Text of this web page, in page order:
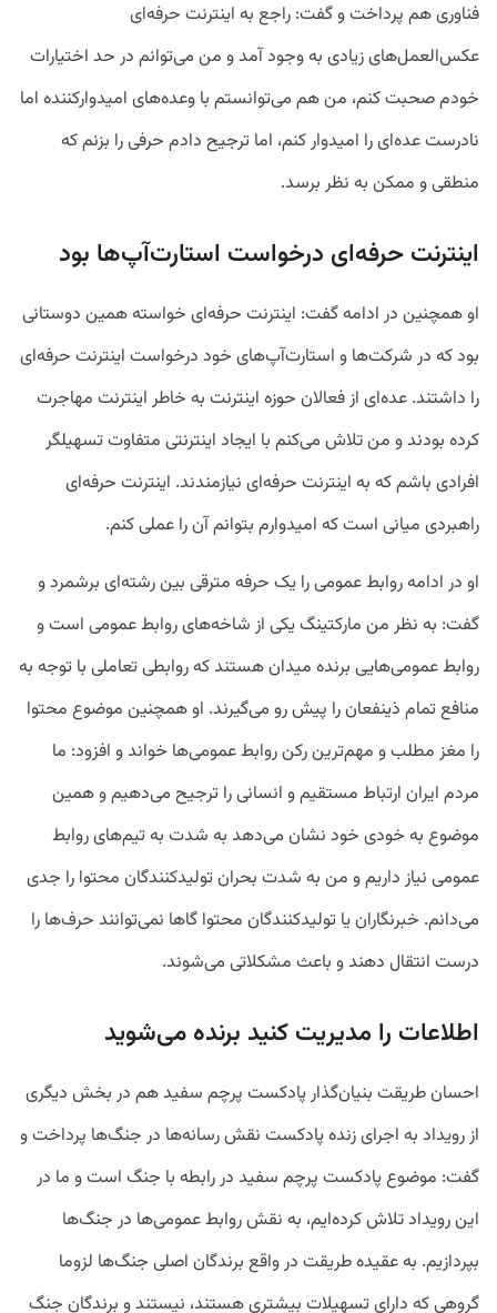
فناوری هم پرداخت و گفت: راجع به اینترنت حرفه‌ای
عکس‌العمل‌های زیادی به وجود آمد و من می‌توانم در حد اختیارات
خودم صحبت کنم، من هم می‌توانستم با وعده‌های امیدوارکننده اما
نادرست عده‌ای را امیدوار کنم، اما ترجیح دادم حرفی را بزنم که
منطقی و ممکن به نظر برسد.
اینترنت حرفه‌ای درخواست استارت‌آپ‌ها بود
او همچنین در ادامه گفت: اینترنت حرفه‌ای خواسته همین دوستانی
بود که در شرکت‌ها و استارت‌آپ‌های خود درخواست اینترنت حرفه‌ای
را داشتند. عده‌ای از فعالان حوزه اینترنت به خاطر اینترنت مهاجرت
کرده بودند و من تلاش می‌کنم با ایجاد اینترنتی متفاوت تسهیلگر
افرادی باشم که به اینترنت حرفه‌ای نیازمندند. اینترنت حرفه‌ای
راهبردی میانی است که امیدوارم بتوانم آن را عملی کنم.
او در ادامه روابط عمومی را یک حرفه مترقی بین رشته‌ای برشمرد و
گفت: به نظر من مارکتینگ یکی از شاخه‌های روابط عمومی است و
روابط عمومی‌هایی برنده میدان هستند که روابطی تعاملی با توجه به
منافع تمام ذینفعان را پیش رو می‌گیرند. او همچنین موضوع محتوا
را مغز مطلب و مهم‌ترین رکن روابط عمومی‌ها خواند و افزود: ما
مردم ایران ارتباط مستقیم و انسانی را ترجیح می‌دهیم و همین
موضوع به خودی خود نشان می‌دهد به شدت به تیم‌های روابط
عمومی نیاز داریم و من به شدت بحران تولیدکنندگان محتوا را جدی
می‌دانم. خبرنگاران یا تولیدکنندگان محتوا گاها نمی‌توانند حرف‌ها را
درست انتقال دهند و باعث مشکلاتی می‌شوند.
اطلاعات را مدیریت کنید برنده می‌شوید
احسان طریقت بنیان‌گذار پادکست پرچم سفید هم در بخش دیگری
از رویداد به اجرای زنده پادکست نقش رسانه‌ها در جنگ‌ها پرداخت و
گفت: موضوع پادکست پرچم سفید در رابطه با جنگ است و ما در
این رویداد تلاش کرده‌ایم، به نقش روابط عمومی‌ها در جنگ‌ها
بپردازیم. به عقیده طریقت در واقع برندگان اصلی جنگ‌ها لزوما
گروهی که دارای تسهیلات بیشتری هستند، نیستند و برندگان جنگ